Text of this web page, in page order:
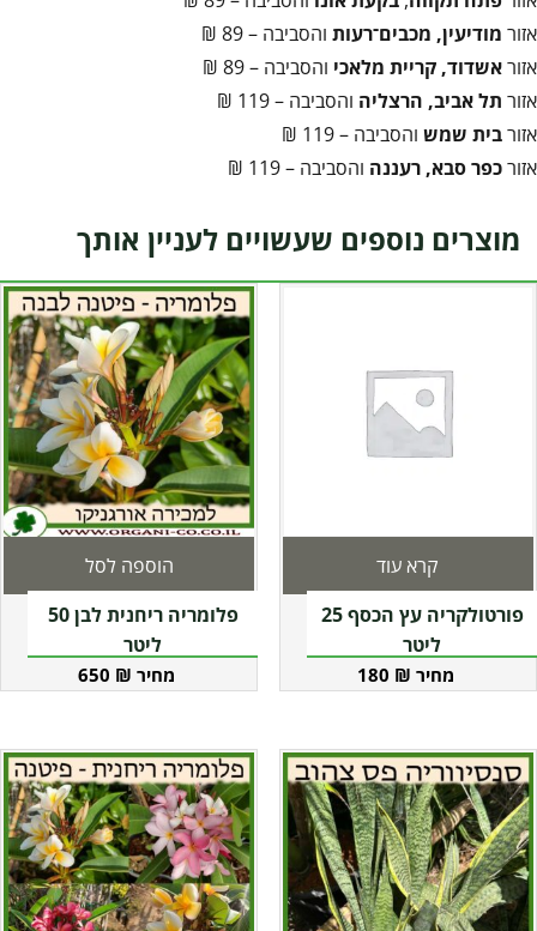
אזור מודיעין, מכבים־רעות והסביבה – 89 ₪
אזוראשדוד, קריית מלאכי והסביבה – 89 ₪
אזור תל אביב, הרצליה והסביבה – 119 ₪
אזורבית שמש והסביבה – 119 ₪
אזורכפר סבא, רעננה והסביבה – 119 ₪
מוצרים נוספים שעשויים לעניין אותך
פורטולקריה עץ הכסף 25
ליטר
180 ₪
קרא עוד
פלומריה ריחנית לבן 50
ליטר
650 ₪
הוספה לסל